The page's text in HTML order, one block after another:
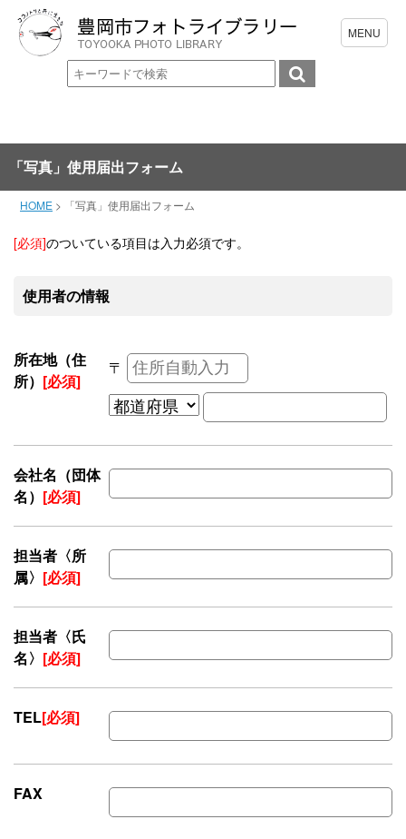
「写真」使用届出フォーム
HOME > 「写真」使用届出フォーム
[必須]のついている項目は入力必須です。
使用者の情報
所在地（住
所） [必須]
〒
会社名（団体
名） [必須]
担当者〈所
属〉 [必須]
担当者〈氏
名〉 [必須]
TEL[必須]
FAX